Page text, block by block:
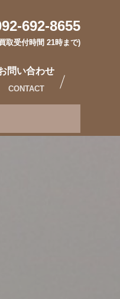
692-8655
取受付時間 21時まで)
問い合わせ
CONTACT